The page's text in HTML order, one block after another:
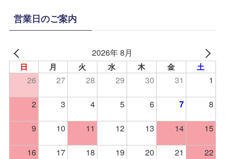
営業日のご案内
2026年 8月
日 月 火 水 木 金 土
26 27 28 29 30 31
1
2
3 4 5 6 7
8
9
10 11 12 13 14
15
16
17 18 19 20 21
22